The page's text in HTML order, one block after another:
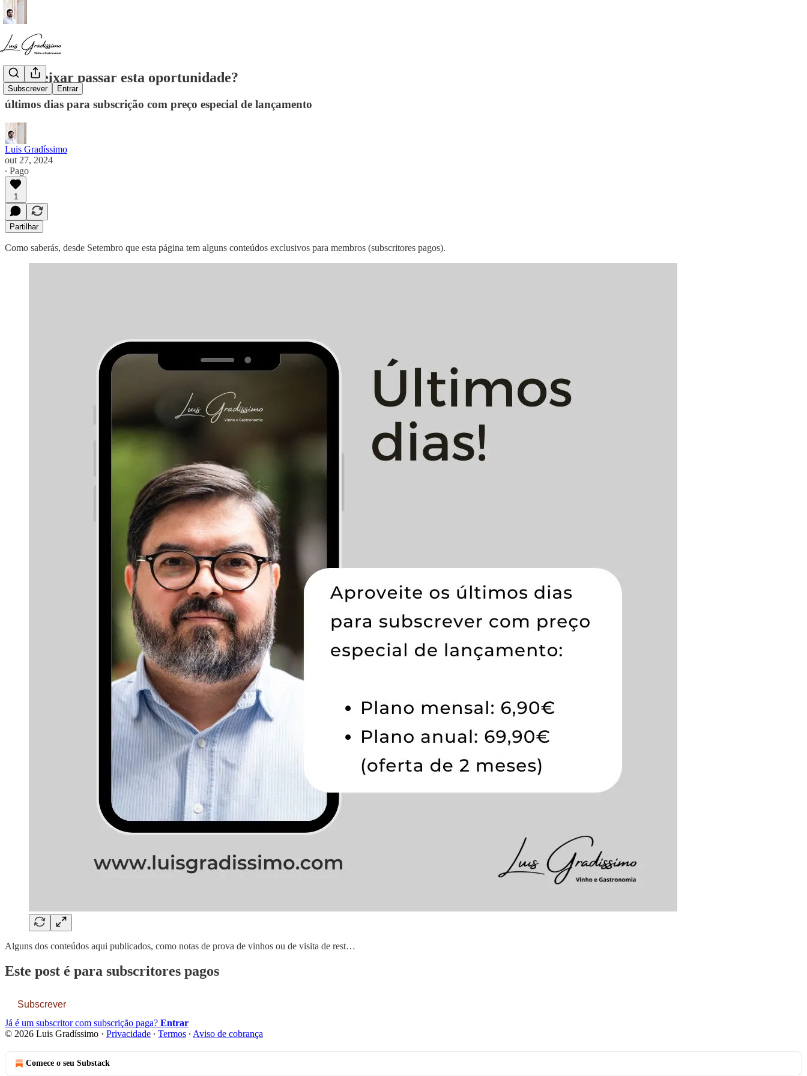
Subscrever Entrar
Vais deixar passar esta oportunidade?
últimos dias para subscrição com preço especial de lançamento
Luis Gradíssimo
out 27, 2024
∙ Pago
1
Partilhar
Como saberás, desde Setembro que esta página tem alguns conteúdos exclusivos para membros (subscritores pagos).
Alguns dos conteúdos aqui publicados, como notas de prova de vinhos ou de visita de rest…
Este post é para subscritores pagos
Subscrever
Já é um subscritor com subscrição paga? Entrar
© 2026 Luis Gradíssimo · Privacidade ∙ Termos ∙ Aviso de cobrança
Comece o seu Substack